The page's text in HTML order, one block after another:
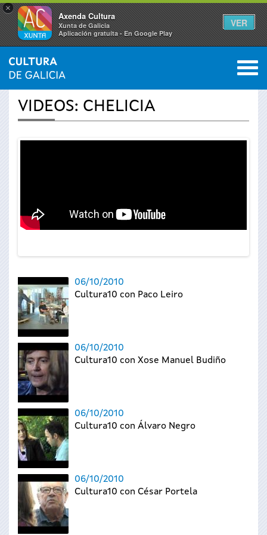
×
Axenda Cultura
Xunta de Galicia
Aplicación gratuíta - En Google Play
VER
Se
encuentra
INICIO › ACTUALIDAD 0
VIDEOS: CHELICIA
06/10/2010
Cultura10 con Paco Leiro
06/10/2010
Cultura10 con Xose Manuel Budiño
06/10/2010
Cultura10 con Álvaro Negro
06/10/2010
Cultura10 con César Portela